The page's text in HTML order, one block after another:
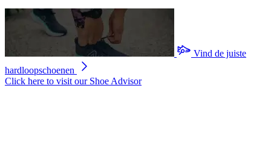
Vind de juiste
hardloopschoenen
Click here to visit our Shoe Advisor